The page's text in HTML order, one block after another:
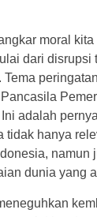
moral
dari disrupsi
adalah
tidak hanya
namun
dunia yang